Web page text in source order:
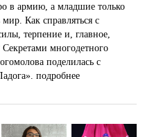
в армию, а младшие только
Как справляться с
терпение и, главное,
многодетного
поделилась с
подробнее